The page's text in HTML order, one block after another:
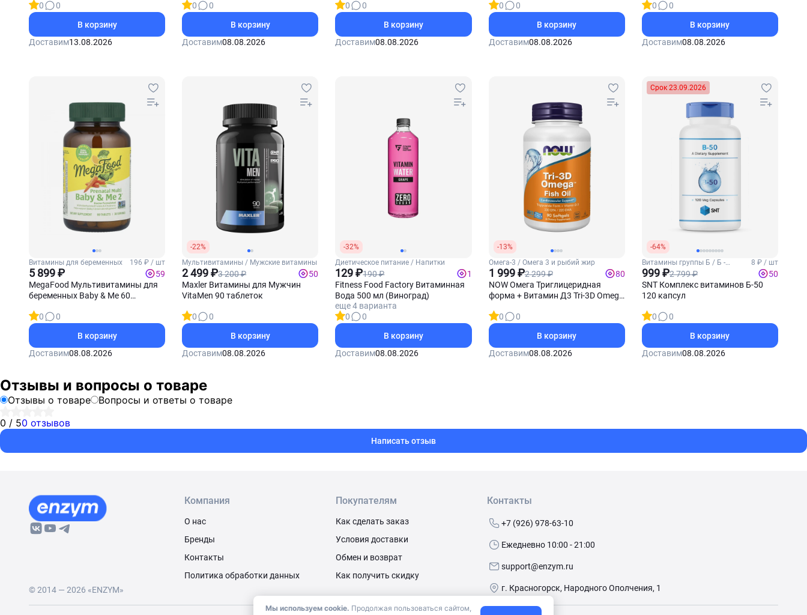
Мы используем cookie. Продолжая пользоваться сайтом,
0
0
В корзину
Доставим13.08.2026
0
0
В корзину
Доставим08.08.2026
0
0
В корзину
Доставим08.08.2026
0
0
В корзину
Доставим08.08.2026
0
0
В корзину
Доставим08.08.2026
Витамины для беременных 196 ₽ / шт
5 899 ₽
59
MegaFood Мультивитамины для
беременных Baby & Me 60
0
0
В корзину
Доставим08.08.2026
-22%
Мультивитамины / Мужские витамины
2 499 ₽3 200 ₽
50
Maxler Витамины для Мужчин
VitaMen 90 таблеток
0
0
В корзину
Доставим08.08.2026
-32%
Диетическое питание / Напитки
129 ₽190 ₽
1
Fitness Food Factory Витаминная
Вода 500 мл (Виноград)
еще 4 варианта
0
0
В корзину
Доставим08.08.2026
-13%
Омега-3 / Омега 3 и рыбий жир
1 999 ₽2 299 ₽
80
NOW Омега Триглицеридная
форма + Витамин Д3 Tri-3D Omega
0
0
В корзину
Доставим08.08.2026
Срок 23.09.2026
-64%
Витамины группы Б / Б -
комплекс
8 ₽ / шт
999 ₽2 799 ₽
50
SNT Комплекс витаминов Б-50
120 капсул
0
0
В корзину
Доставим08.08.2026
Отзывы и вопросы о товаре
Отзывы о товаре
Вопросы и ответы о товаре
0 / 50 отзывов
Написать отзыв
© 2014 — 2026 «ENZYM»
Компания
О нас
Бренды
Контакты
Политика обработки данных
Покупателям
Как сделать заказ
Условия доставки
Обмен и возврат
Как получить скидку
Контакты
+7 (926) 978-63-10
Ежедневно 10:00 - 21:00
support@enzym.ru
г. Красногорск, Народного Ополчения, 1